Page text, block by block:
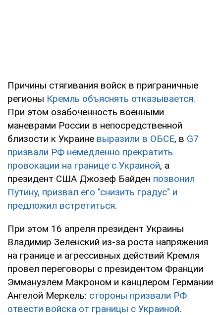
Причины стягивания войск в приграничные
регионы Кремль объяснять отказывается.
При этом озабоченность военными
маневрами России в непосредственной
близости к Украине выразили в ОБСЕ, в G7
призвали РФ немедленно прекратить
провокации на границе с Украиной, а
президент США Джозеф Байден позвонил
Путину, призвал его "снизить градус" и
предложил встретиться.
При этом 16 апреля президент Украины
Владимир Зеленский из-за роста напряжения
на границе и агрессивных действий Кремля
провел переговоры с президентом Франции
Эммануэлем Макроном и канцлером Германии
Ангелой Меркель: стороны призвали РФ
отвести войска от границы с Украиной.